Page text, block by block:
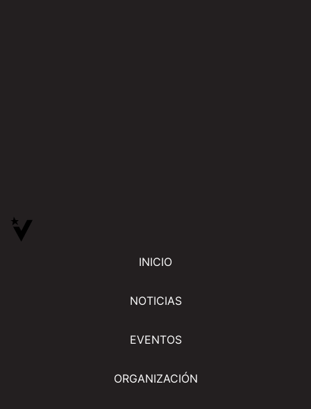
INICIO
NOTICIAS
EVENTOS
ORGANIZACIÓN